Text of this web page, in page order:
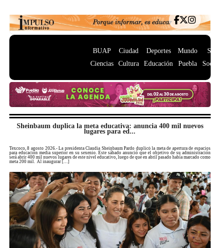
BUAP
Ciencias
Ciudad
Cultura
Deportes
Educación
Mundo
Puebla
Sheinbaum duplica la meta educativa: anuncia 400 mil nuevos
lugares para ed...
Texcoco, 8 agosto 2026.- La presidenta Claudia Sheinbaum Pardo duplicó la meta de apertura de espacios
para educación media superior en su sexenio. Este sábado anunció que el objetivo de su administración
será abrir 400 mil nuevos lugares de este nivel educativo, luego de que en abril pasado había marcado como
meta 200 mil. Al inaugurar […]